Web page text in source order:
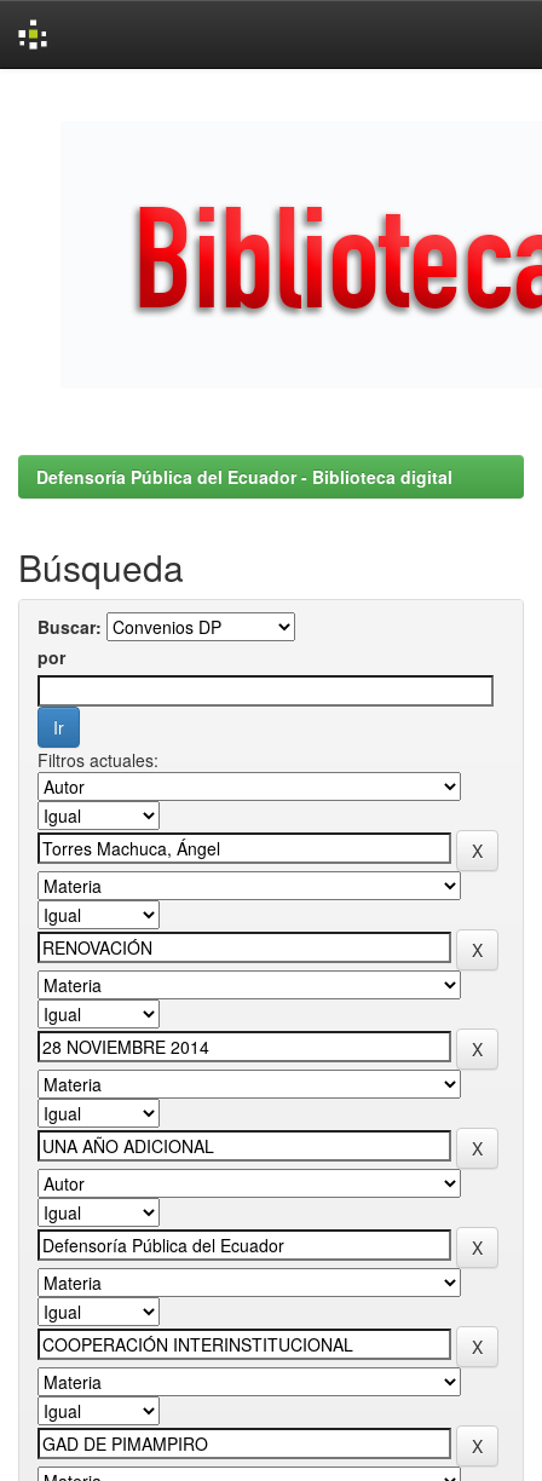
Defensoría Pública del Ecuador - Biblioteca digital
Búsqueda
Buscar:
por
Filtros actuales: